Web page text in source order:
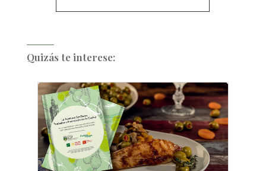
Quizás te interese: